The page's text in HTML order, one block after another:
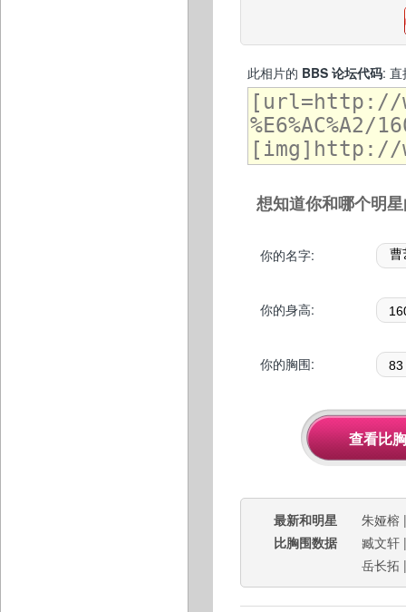
此相片的 BBS 论坛代码: 直
想知道你和哪个明
你的名字:
你的身高:
你的胸围:
最新和明星
比胸围数据
朱娅榕
臧文轩
岳长拓